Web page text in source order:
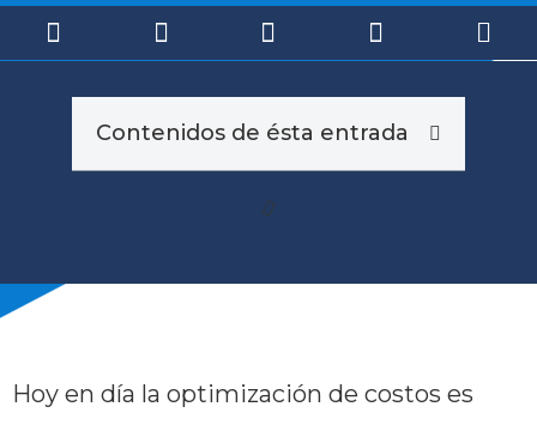
Contenidos de ésta entrada
Hoy en día la optimización de costos es